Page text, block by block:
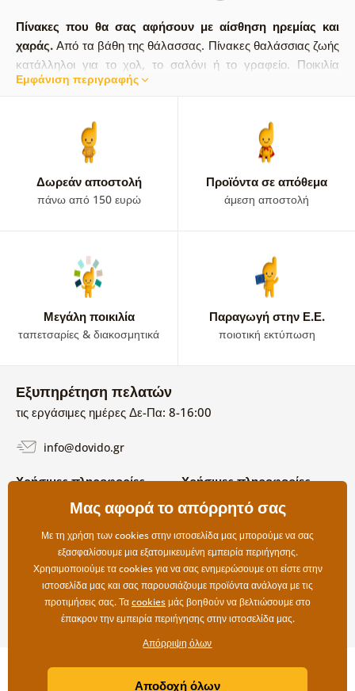
Πίνακες που θα σας αφήσουν με αίσθηση ηρεμίας και
χαράς.Από τα βάθη της θάλασσας. Πίνακες θαλάσσιας ζωής
κατάλληλοι για το χολ, το σαλόνι ή το γραφείο. Ποικιλία
σχεδίων. Στην κατηγορία θα βρείτε θαλάσσιο κόσμο,
άλλα. Απλά επιλέξτε τον κατάλληλο πίνακα.
Εμφάνιση περιγραφής
Δωρεάν αποστολή
πάνω από 150 ευρώ
Προϊόντα σε απόθεμα
άμεση αποστολή
Μεγάλη ποικιλία
ταπετσαρίες & διακοσμητικά
Παραγωγή στην Ε.Ε.
ποιοτική εκτύπωση
Εξυπηρέτηση πελατών
τις εργάσιμες ημέρες Δε-Πα: 8-16:00
info@dovido.gr
Χρήσιμες πληροφορίες
Όροι χρήσης και επιστροφών
Επιλογές αποστολής και
πληρωμής
Επιστροφές
Χρήσιμες πληροφορίες
Σχετικά με εμάς
Συχνές Ερωτήσεις
Επικοινωνία
Copyright ©2019 © Dovido.gr.
Litvanyi.sk| Το e-shop δημιουργήθηκε από
Μας αφορά το απόρρητό σας
Με τη χρήση των cookies στην ιστοσελίδα μας μπορούμε να σας
εξασφαλίσουμε μια εξατομικευμένη εμπειρία περιήγησης.
Χρησιμοποιούμε τα cookies για να σας ενημερώσουμε οτι είστε στην
ιστοσελίδα μας και σας παρουσιάζουμε προϊόντα ανάλογα με τις
προτιμήσεις σας. Ταcookiesμάς βοηθούν να βελτιώσουμε στο
έπακρον την εμπειρία περιήγησης στην ιστοσελίδα μας.
Απόρριψη όλων
Αποδοχή όλων